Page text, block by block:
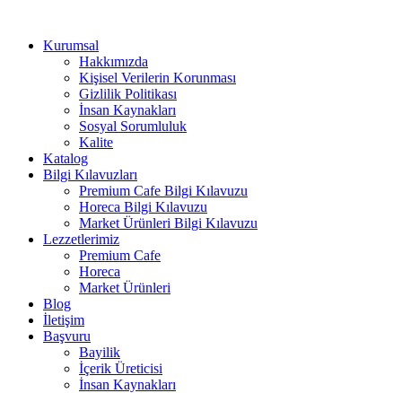
Kurumsal
Hakkımızda
Kişisel Verilerin Korunması
Gizlilik Politikası
İnsan Kaynakları
Sosyal Sorumluluk
Kalite
Katalog
Bilgi Kılavuzları
Premium Cafe Bilgi Kılavuzu
Horeca Bilgi Kılavuzu
Market Ürünleri Bilgi Kılavuzu
Lezzetlerimiz
Premium Cafe
Horeca
Market Ürünleri
Blog
İletişim
Başvuru
Bayilik
İçerik Üreticisi
İnsan Kaynakları